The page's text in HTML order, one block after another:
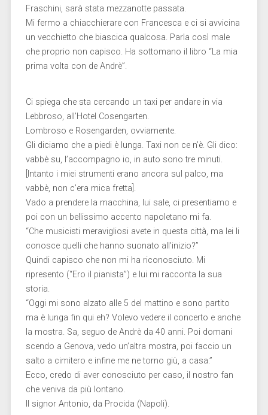
Fraschini, sarà stata mezzanotte passata.
Mi fermo a chiacchierare con Francesca e ci si avvicina
un vecchietto che biascica qualcosa. Parla così male
che proprio non capisco. Ha sottomano il libro “La mia
prima volta con de Andrè”.
Ci spiega che sta cercando un taxi per andare in via
Lebbroso, all’Hotel Cosengarten.
Lombroso e Rosengarden, ovviamente.
Gli diciamo che a piedi è lunga. Taxi non ce n’è. Gli dico:
vabbè su, l’accompagno io, in auto sono tre minuti.
[Intanto i miei strumenti erano ancora sul palco, ma
vabbè, non c’era mica fretta].
Vado a prendere la macchina, lui sale, ci presentiamo e
poi con un bellissimo accento napoletano mi fa.
“Che musicisti meravigliosi avete in questa città, ma lei li
conosce quelli che hanno suonato all’inizio?”
Quindi capisco che non mi ha riconosciuto. Mi
ripresento (“Ero il pianista”) e lui mi racconta la sua
storia.
“Oggi mi sono alzato alle 5 del mattino e sono partito
ma è lunga fin qui eh? Volevo vedere il concerto e anche
la mostra. Sa, seguo de Andrè da 40 anni. Poi domani
scendo a Genova, vedo un’altra mostra, poi faccio un
salto a cimitero e infine me ne torno giù, a casa.”
Ecco, credo di aver conosciuto per caso, il nostro fan
che veniva da più lontano.
Il signor Antonio, da Procida (Napoli).